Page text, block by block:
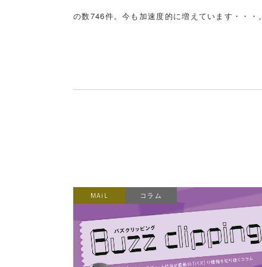
の数746件。今も加速度的に増えています・・・。
MAiL コラム